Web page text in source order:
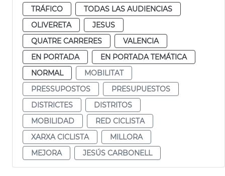
TRÁFICO
TODAS LAS AUDIENCIAS
OLIVERETA
JESUS
QUATRE CARRERES
VALENCIA
EN PORTADA
EN PORTADA TEMÁTICA
NORMAL
MOBILITAT
PRESSUPOSTOS
PRESUPUESTOS
DISTRICTES
DISTRITOS
MOBILIDAD
RED CICLISTA
XARXA CICLISTA
MILLORA
MEJORA
JESÚS CARBONELL